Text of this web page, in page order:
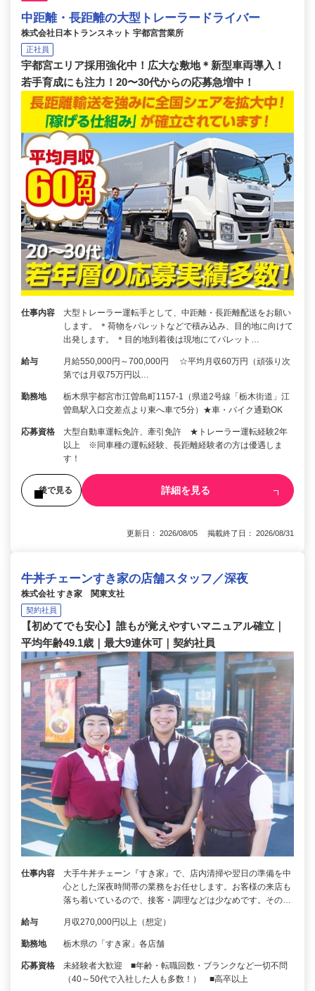
中距離・長距離の大型トレーラードライバー
株式会社日本トランスネット 宇都宮営業所
正社員
宇都宮エリア採用強化中！広大な敷地＊新型車両導入！
若手育成にも注力！20〜30代からの応募急増中！
仕事内容
大型トレーラー運転手として、中距離・長距離配送をお願い
します。 ＊荷物をパレットなどで積み込み、目的地に向けて
出発します。 ＊目的地到着後は現地にてパレット…
給与
月給550,000円～700,000円 ☆平均月収60万円（頑張り次
第では月収75万円以…
勤務地
栃木県宇都宮市江曽島町1157-1（県道2号線「栃木街道」江
曽島駅入口交差点より東へ車で5分）★車・バイク通勤OK
応募資格
大型自動車運転免許、牽引免許 ★トレーラー運転経験2年
以上 ※同車種の運転経験、長距離経験者の方は優遇しま
す！
後で見る 詳細を見る
更新日： 2026/08/05 掲載終了日： 2026/08/31
牛丼チェーンすき家の店舗スタッフ／深夜
株式会社 すき家 関東支社
契約社員
【初めてでも安心】誰もが覚えやすいマニュアル確立｜
平均年齢49.1歳｜最大9連休可｜契約社員
仕事内容
大手牛丼チェーン『すき家』で、店内清掃や翌日の準備を中
心とした深夜時間帯の業務をお任せします。お客様の来店も
落ち着いているので、接客・調理などは少なめです。その…
給与 月収270,000円以上（想定）
勤務地 栃木県の「すき家」各店舗
応募資格
未経験者大歓迎 ■年齢・転職回数・ブランクなど一切不問
（40～50代で入社した人も多数！） ■高卒以上